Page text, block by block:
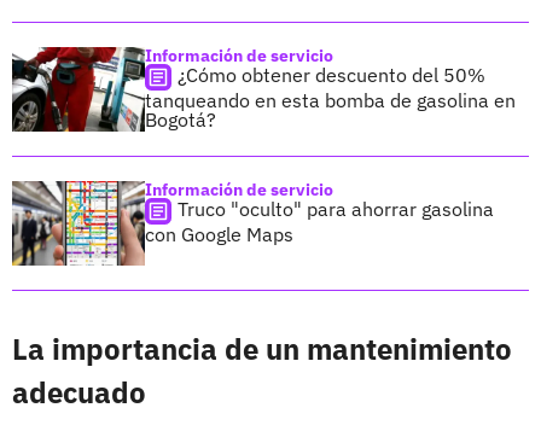
Información de servicio
¿Cómo obtener descuento del 50%
tanqueando en esta bomba de gasolina en
Bogotá?
Información de servicio
Truco "oculto" para ahorrar gasolina
con Google Maps
La importancia de un mantenimiento
adecuado